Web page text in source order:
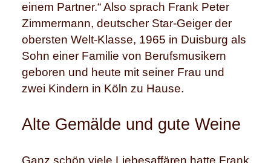
einem Partner.“ Also sprach Frank Peter
Zimmermann, deutscher Star-Geiger der
obersten Welt-Klasse, 1965 in Duisburg als
Sohn einer Familie von Berufsmusikern
geboren und heute mit seiner Frau und
zwei Kindern in Köln zu Hause.
Alte Gemälde und gute Weine
Ganz schön viele Liebesaffären hatte Frank